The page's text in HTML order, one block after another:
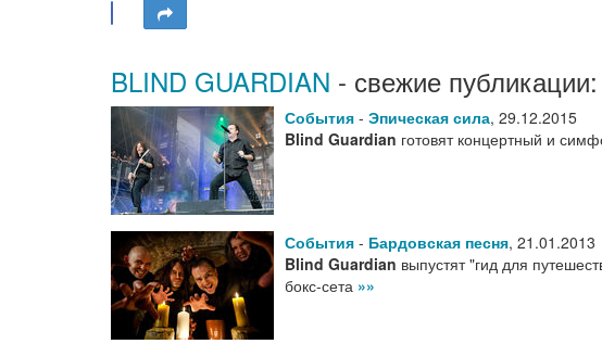
BLIND GUARDIAN - свежие публикации:
События - Эпическая сила, 29.12.2015
Blind Guardian готовят концертный и
События - Бардовская песня, 21.01.2013
Blind Guardian выпустят "гид для
бокс-сета »»